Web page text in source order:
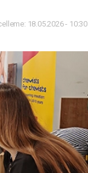
18.05.2026 - 10:30